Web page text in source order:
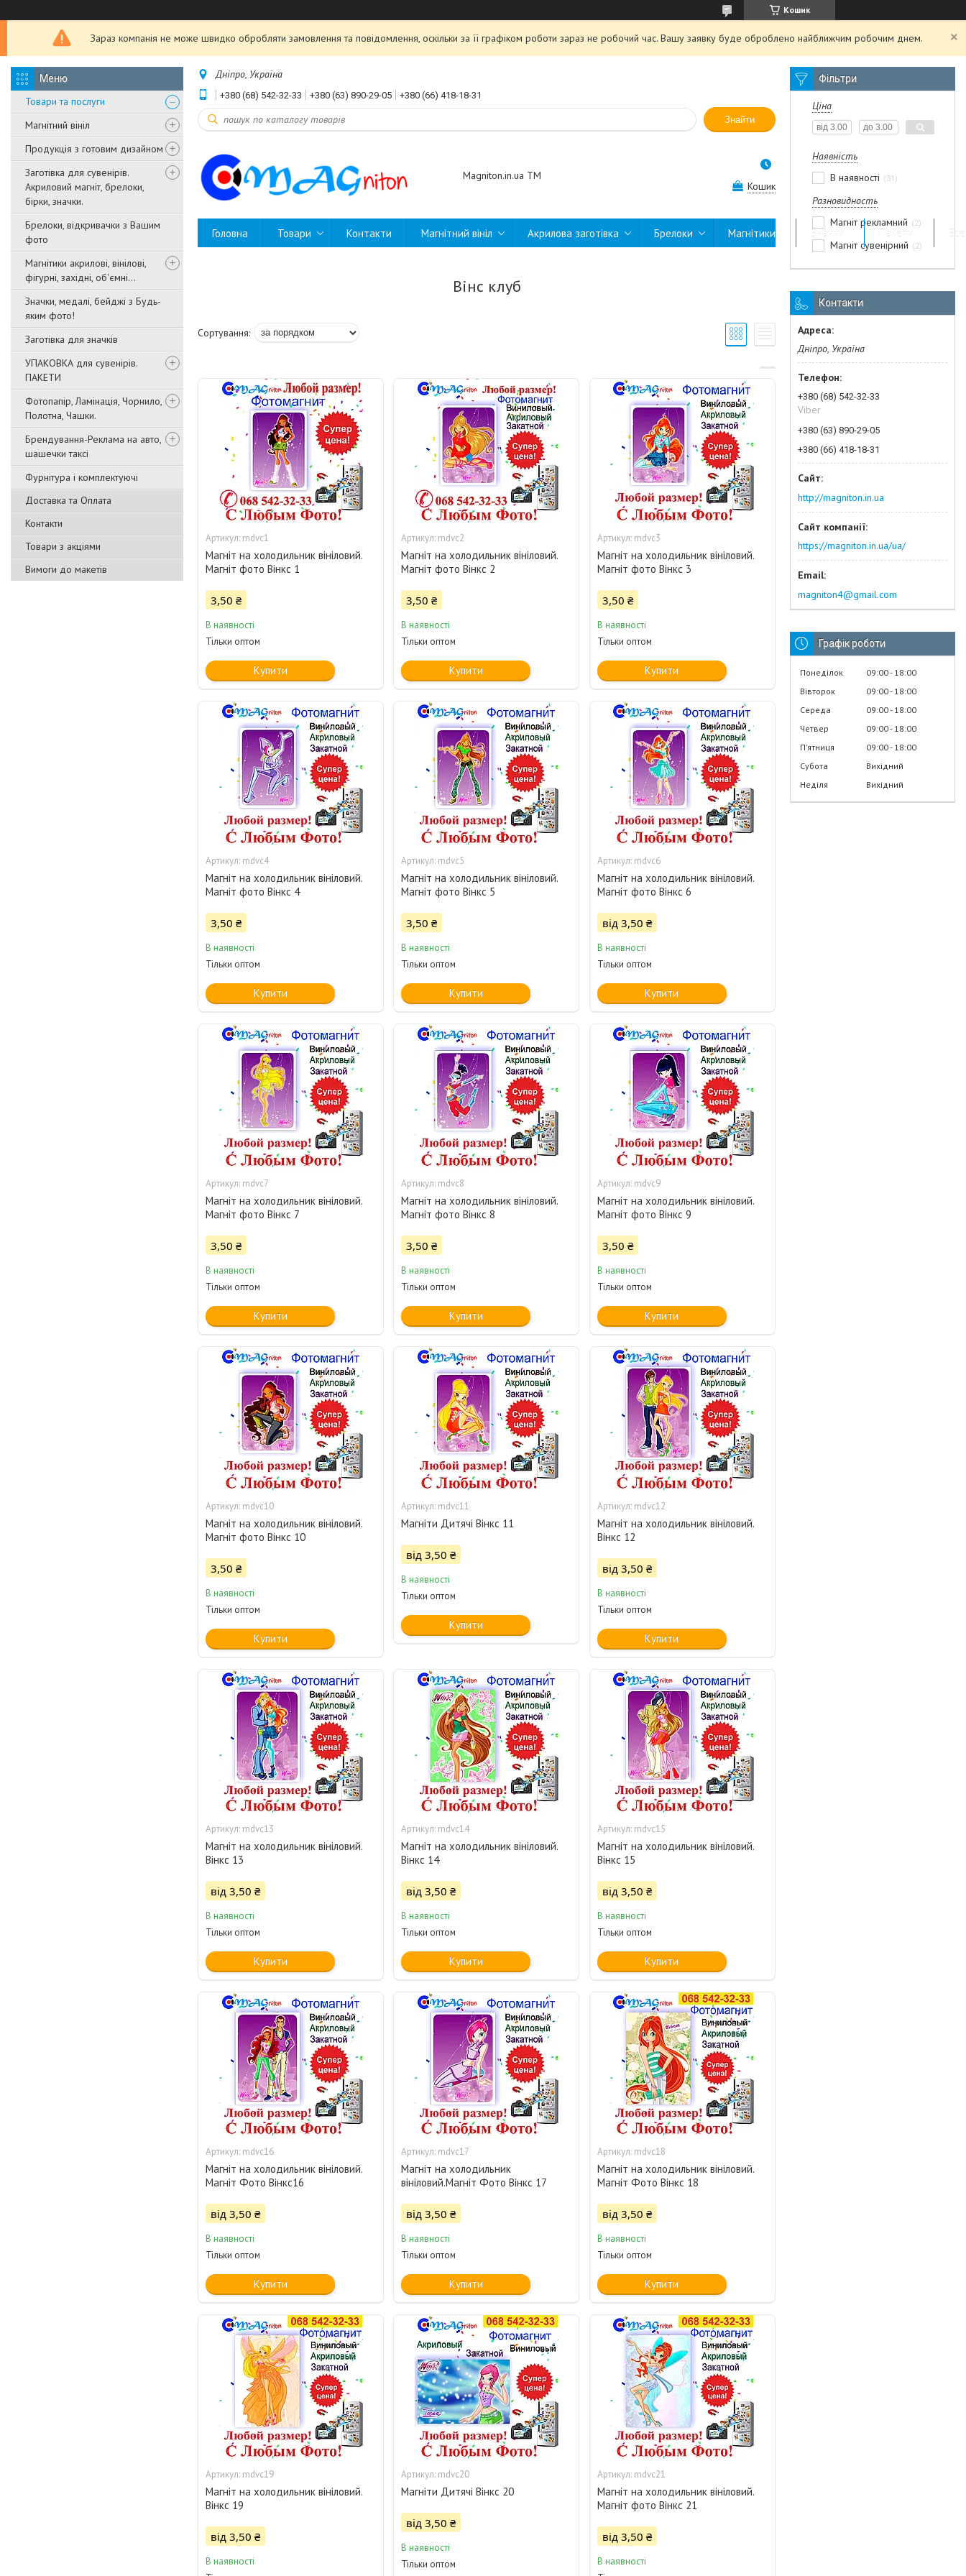
Кошик
Зараз компанія не може швидко обробляти замовлення та повідомлення, оскільки за її графіком роботи зараз не робочий час. Вашу заявку буде оброблено найближчим робочим днем.
Товари та послуги
Магнітний вініл
Продукція з готовим дизайном
Заготівка для сувенірів.
Акриловий магніт, брелоки,
бірки, значки.
Брелоки, відкривачки з Вашим
фото
Магнітики акрилові, вінілові,
фігурні, західні, об'ємні...
Значки, медалі, бейджі з Будь-
яким фото!
Заготівка для значків
УПАКОВКА для сувенірів.
ПАКЕТИ
Фотопапір, Ламінація, Чорнило,
Полотна, Чашки.
Брендування-Реклама на авто,
шашечки таксі
Фурнітура і комплектуючі
Доставка та Оплата
Контакти
Товари з акціями
Вимоги до макетів
Дніпро, Україна
+380 (68) 542-32-33 +380 (63) 890-29-05 +380 (66) 418-18-31
Знайти
Magniton.in.ua ТМ
Кошик
Головна Товари Контакти Магнітний вініл Акрилова заготівка Брелоки Магнітики Значки Пакети
Вінс клуб
mdvc1
Магніт на холодильник вініловий.
Магніт фото Вінкс 1
3,50 ₴
В наявності
Тільки оптом
Купити
mdvc2
Магніт на холодильник вініловий.
Магніт фото Вінкс 2
3,50 ₴
В наявності
Тільки оптом
Купити
mdvc3
Магніт на холодильник вініловий.
Магніт фото Вінкс 3
3,50 ₴
В наявності
Тільки оптом
Купити
mdvc4
Магніт на холодильник вініловий.
Магніт фото Вінкс 4
3,50 ₴
В наявності
Тільки оптом
Купити
mdvc5
Магніт на холодильник вініловий.
Магніт фото Вінкс 5
3,50 ₴
В наявності
Тільки оптом
Купити
mdvc6
Магніт на холодильник вініловий.
Магніт фото Вінкс 6
від 3,50 ₴
В наявності
Тільки оптом
Купити
mdvc7
Магніт на холодильник вініловий.
Магніт фото Вінкс 7
3,50 ₴
В наявності
Тільки оптом
Купити
mdvc8
Магніт на холодильник вініловий.
Магніт фото Вінкс 8
3,50 ₴
В наявності
Тільки оптом
Купити
mdvc9
Магніт на холодильник вініловий.
Магніт фото Вінкс 9
3,50 ₴
В наявності
Тільки оптом
Купити
mdvc10
Магніт на холодильник вініловий.
Магніт фото Вінкс 10
3,50 ₴
В наявності
Тільки оптом
Купити
mdvc11
Магніти Дитячі Вінкс 11
від 3,50 ₴
В наявності
Тільки оптом
Купити
mdvc12
Магніт на холодильник вініловий.
Вінкс 12
від 3,50 ₴
В наявності
Тільки оптом
Купити
mdvc13
Магніт на холодильник вініловий.
Вінкс 13
від 3,50 ₴
В наявності
Тільки оптом
Купити
mdvc14
Магніт на холодильник вініловий.
Вінкс 14
від 3,50 ₴
В наявності
Тільки оптом
Купити
mdvc15
Магніт на холодильник вініловий.
Вінкс 15
від 3,50 ₴
В наявності
Тільки оптом
Купити
mdvc16
Магніт на холодильник вініловий.
Магніт Фото Вінкс16
від 3,50 ₴
В наявності
Тільки оптом
Купити
mdvc17
Магніт на холодильник
вініловий.Магніт Фото Вінкс 17
від 3,50 ₴
В наявності
Тільки оптом
Купити
mdvc18
Магніт на холодильник вініловий.
Магніт Фото Вінкс 18
від 3,50 ₴
В наявності
Тільки оптом
Купити
mdvc19
Магніт на холодильник вініловий.
Вінкс 19
від 3,50 ₴
В наявності
mdvc20
Магніти Дитячі Вінкс 20
від 3,50 ₴
В наявності
Тільки оптом
mdvc21
Магніт на холодильник вініловий.
Магніт фото Вінкс 21
від 3,50 ₴
В наявності
Фільтри
Ціна
Наявність
В наявності
31
Разновидность
Магніт рекламний
2
Магніт сувенірний 2
Контакти
Дніпро, Україна
+380 (68) 542-32-33
Viber
+380 (63) 890-29-05
+380 (66) 418-18-31
http://magniton.in.ua
https://magniton.in.ua/ua/
magniton4@gmail.com
Графік роботи
Понеділок 09:00 18:00
Вівторок
09:00 18:00
Середа
09:00 18:00
Четвер
09:00 18:00
Пʼятниця
09:00 18:00
Субота
Вихідний
Неділя
Вихідний